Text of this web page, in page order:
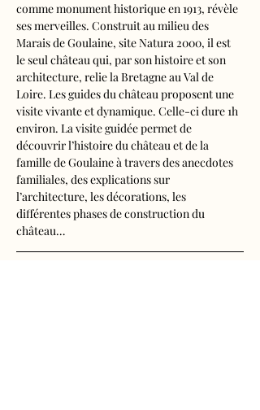
comme monument historique en 1913, révèle
ses merveilles. Construit au milieu des
Marais de Goulaine, site Natura 2000, il est
le seul château qui, par son histoire et son
architecture, relie la Bretagne au Val de
Loire. Les guides du château proposent une
visite vivante et dynamique. Celle-ci dure 1h
environ. La visite guidée permet de
découvrir l’histoire du château et de la
famille de Goulaine à travers des anecdotes
familiales, des explications sur
l’architecture, les décorations, les
différentes phases de construction du
château…